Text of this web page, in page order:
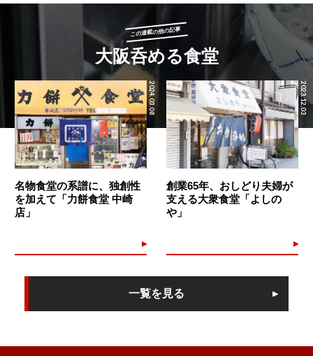
この連載の他の記事
大阪呑める食堂
2024.03.08
名物食堂の系譜に、独創性
を加えて「力餅食堂 中崎
店」
2023.12.03
創業65年、おしどり夫婦が
支える大衆食堂「よしの
や」
一覧を見る